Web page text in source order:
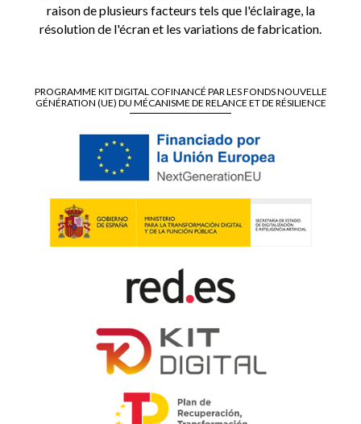
raison de plusieurs facteurs tels que l'éclairage, la
résolution de l'écran et les variations de fabrication.
PROGRAMME KIT DIGITAL COFINANCÉ PAR LES FONDS NOUVELLE
GÉNÉRATION (UE) DU MÉCANISME DE RELANCE ET DE RÉSILIENCE